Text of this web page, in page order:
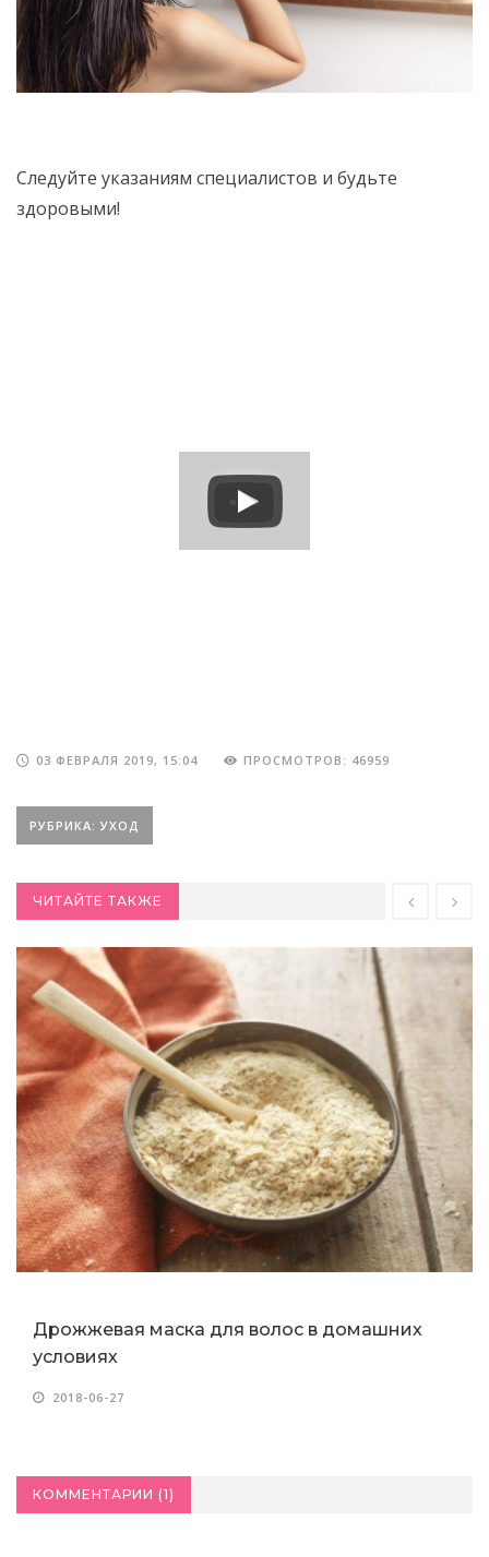
Следуйте указаниям специалистов и будьте
здоровыми!
03 ФЕВРАЛЯ 2019, 15:04 ПРОСМОТРОВ: 46959
РУБРИКА: УХОД
ЧИТАЙТЕ ТАКЖЕ
Дрожжевая маска для волос в домашних
условиях
2018-06-27
КОММЕНТАРИИ (1)